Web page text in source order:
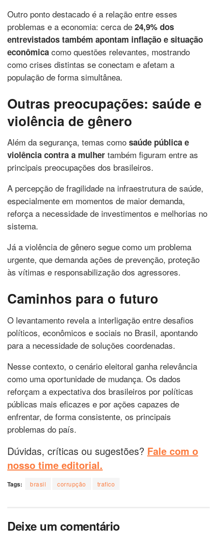
Outro ponto destacado é a relação entre esses
problemas e a economia: cerca de 24,9% dos
entrevistados também apontam inflação e situação
econômica como questões relevantes, mostrando
como crises distintas se conectam e afetam a
população de forma simultânea.
Outras preocupações: saúde e
violência de gênero
Além da segurança, temas como saúde pública e
violência contra a mulher também figuram entre as
principais preocupações dos brasileiros.
A percepção de fragilidade na infraestrutura de saúde,
especialmente em momentos de maior demanda,
reforça a necessidade de investimentos e melhorias no
sistema.
Já a violência de gênero segue como um problema
urgente, que demanda ações de prevenção, proteção
às vítimas e responsabilização dos agressores.
Caminhos para o futuro
O levantamento revela a interligação entre desafios
políticos, econômicos e sociais no Brasil, apontando
para a necessidade de soluções coordenadas.
Nesse contexto, o cenário eleitoral ganha relevância
como uma oportunidade de mudança. Os dados
reforçam a expectativa dos brasileiros por políticas
públicas mais eficazes e por ações capazes de
enfrentar, de forma consistente, os principais
problemas do país.
Dúvidas, críticas ou sugestões? Fale com o
nosso time editorial.
Tags: brasil corrupção trafico
Deixe um comentário